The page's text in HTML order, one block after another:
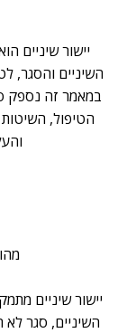
יישור שיניים
השיניים והסגר,
במאמר זה נספק
הטיפול,
יישור שיניים
השיניים, סגר לא